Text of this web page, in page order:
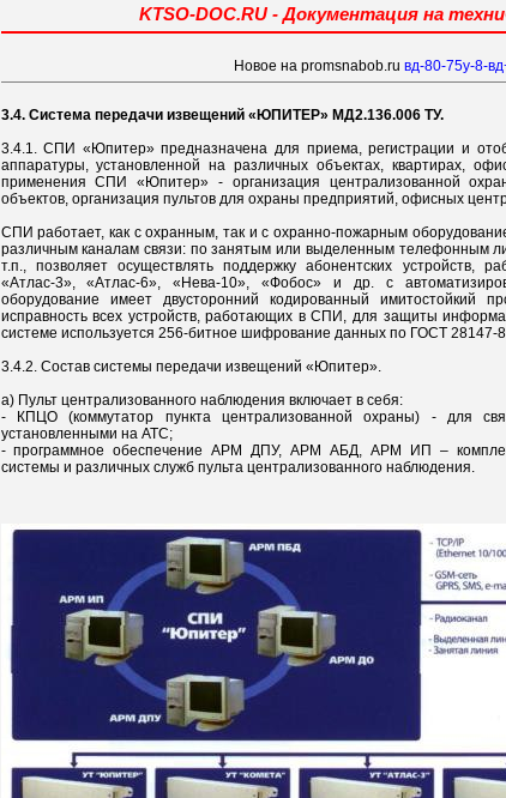
KTSO-DOC.RU - Документация на
Новое на promsnabob.ru вд-80-75у-8-
3.4. Система передачи извещений «ЮПИТЕР» МД2.136.006 ТУ.
3.4.1. СПИ «Юпитер» предназначена для приема, регистрации и
аппаратуры, установленной на различных объектах, квартирах,
применения СПИ «Юпитер» - организация централизованной
объектов, организация пультов для охраны предприятий, офисных
СПИ работает, как с охранным, так и с охранно-пожарным
различным каналам связи: по занятым или выделенным телефонным
т.п., позволяет осуществлять поддержку абонентских устройств,
«Атлас-3», «Атлас-6», «Нева-10», «Фобос» и др. с
оборудование имеет двусторонний кодированный имитостойкий
исправность всех устройств, работающих в СПИ, для защиты
системе используется 256-битное шифрование данных по ГОСТ 28147-
3.4.2. Состав системы передачи извещений «Юпитер».
а) Пульт централизованного наблюдения включает в себя:
- КПЦО (коммутатор пункта централизованной охраны) - для
установленными на АТС;
- программное обеспечение АРМ ДПУ, АРМ АБД, АРМ ИП –
системы и различных служб пульта централизованного наблюдения.